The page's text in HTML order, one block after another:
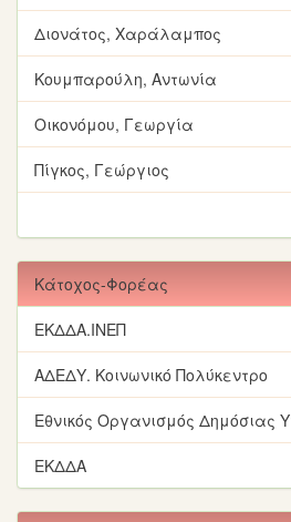
Διονάτος, Χαράλαμπος
Κουμπαρούλη, Αντωνία
Οικονόμου, Γεωργία
Πίγκος, Γεώργιος
Κάτοχος-Φορέας
ΕΚΔΔΑ.ΙΝΕΠ
ΑΔΕΔΥ. Κοινωνικό Πολύκεντρο
Εθνικός Οργανισμός Δημόσιας
ΕΚΔΔΑ